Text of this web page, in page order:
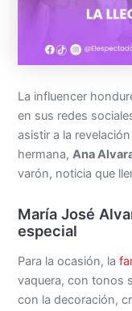
La influencer
en sus redes
asistir a la
hermana,Ana
varón, noticia que
María José
especial
Para la ocasión, la
vaquera, con tonos
con la decoración,